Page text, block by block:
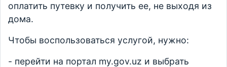
оплатить путевку и получить ее, не выходя из
дома.
Чтобы воспользоваться услугой, нужно:
- перейти на портал my.gov.uz и выбрать